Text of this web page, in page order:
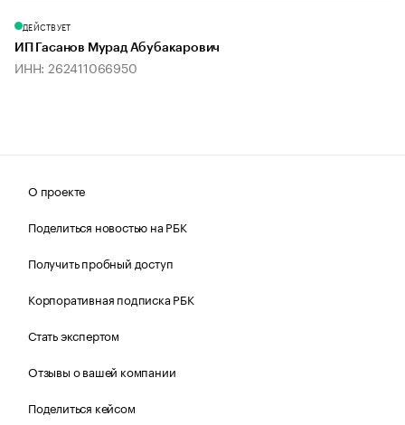
ДЕЙСТВУЕТ
ИП Гасанов Мурад Абубакарович
ИНН: 262411066950
О проекте
Поделиться новостью на РБК
Получить пробный доступ
Корпоративная подписка РБК
Стать экспертом
Отзывы о вашей компании
Поделиться кейсом